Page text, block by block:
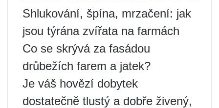
Shlukování, špína, mrzačení: jak
jsou týrána zvířata na farmách
Co se skrývá za fasádou
drůbežích farem a jatek?
Je váš hovězí dobytek
dostatečně tlustý a dobře živený,